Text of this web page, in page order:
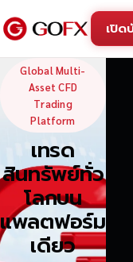
เปิ
GoFX —
Global Multi-
Asset CFD
Trading
Platform
เทรด
สินทรัพย์ทั่ว
โลกบน
แพลตฟอร์ม
เดียว